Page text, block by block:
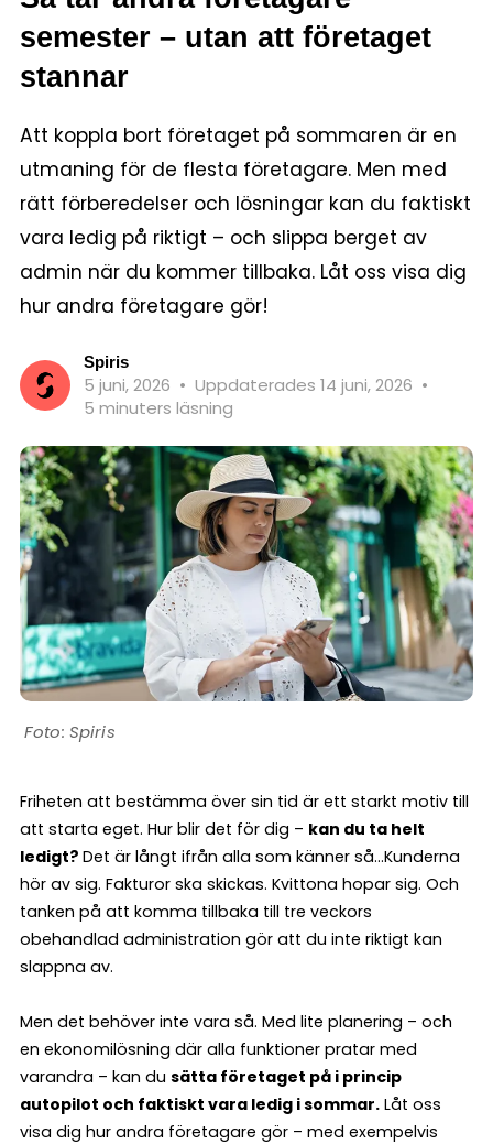
semester – utan att företaget
stannar
Att koppla bort företaget på sommaren är en
utmaning för de flesta företagare. Men med
rätt förberedelser och lösningar kan du faktiskt
vara ledig på riktigt – och slippa berget av
admin när du kommer tillbaka. Låt oss visa dig
hur andra företagare gör!
Spiris
5 juni, 2026 • Uppdaterades 14 juni, 2026 •
5 minuters läsning
Spiris
Friheten att bestämma över sin tid är ett starkt motiv till
att starta eget. Hur blir det för dig – kan du ta helt
ledigt? Det är långt ifrån alla som känner så…Kunderna
hör av sig. Fakturor ska skickas. Kvittona hopar sig. Och
tanken på att komma tillbaka till tre veckors
obehandlad administration gör att du inte riktigt kan
slappna av.
Men det behöver inte vara så. Med lite planering – och
en ekonomilösning där alla funktioner pratar med
varandra – kan du sätta företaget på i princip
autopilot och faktiskt vara ledig i sommar. Låt oss
visa dig hur andra företagare gör – med exempelvis